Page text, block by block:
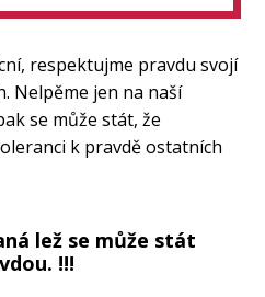
respektujme pravdu svojí
Nelpěme jen na naší
se může stát, že
k pravdě ostatních
lež se může stát
!!!